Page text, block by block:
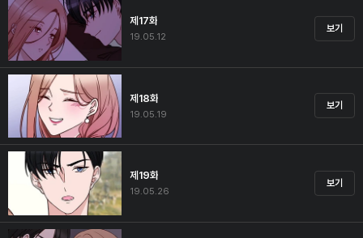
제17화
19.05.12
보기
제18화
19.05.19
보기
제19화
19.05.26
보기